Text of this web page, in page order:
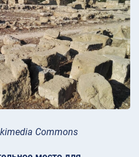
Commons